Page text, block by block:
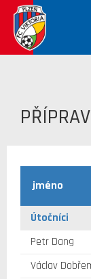
jméno
Útočníci
Petr Dang
Václav